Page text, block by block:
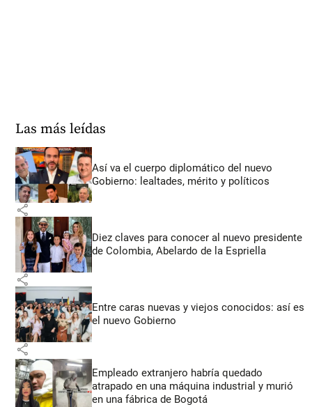
Las más leídas
Así va el cuerpo diplomático del nuevo
Gobierno: lealtades, mérito y políticos
share
Diez claves para conocer al nuevo presidente
de Colombia, Abelardo de la Espriella
share
Entre caras nuevas y viejos conocidos: así es
el nuevo Gobierno
share
Empleado extranjero habría quedado
atrapado en una máquina industrial y murió
en una fábrica de Bogotá